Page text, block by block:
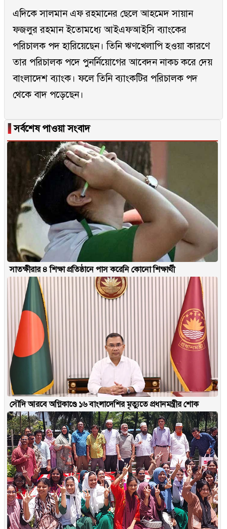
এদিকে সালমান এফ রহমানের ছেলে আহমেদ সায়ান
ফজলুর রহমান ইতোমধ্যে আইএফআইসি ব্যাংকের
পরিচালক পদ হারিয়েছেন। তিনি ঋণখেলাপি হওয়া কারণে
তার পরিচালক পদে পুনর্নিয়োগের আবেদন নাকচ করে দেয়
বাংলাদেশ ব্যাংক। ফলে তিনি ব্যাংকটির পরিচালক পদ
থেকে বাদ পড়েছেন।
▐সর্বশেষ পাওয়া সংবাদ
সাতক্ষীরার ৪ শিক্ষা প্রতিষ্ঠানে পাস করেনি কোনো শিক্ষার্থী
সৌদি আরবে অগ্নিকাণ্ডে ১৬ বাংলাদেশির মৃত্যুতে প্রধানমন্ত্রীর শোক